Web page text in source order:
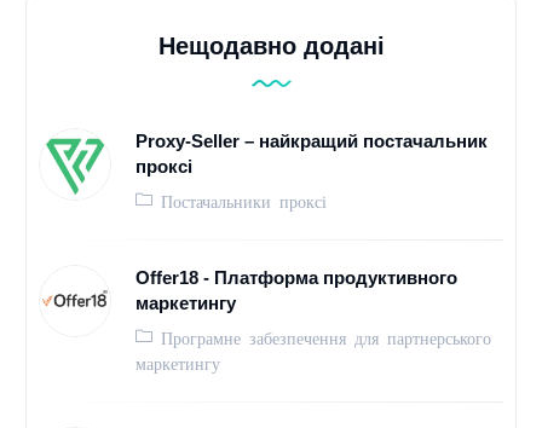
Нещодавно додані
Proxy-Seller – найкращий постачальник
проксі
Постачальники проксі
Offer18 - Платформа продуктивного
маркетингу
Програмне забезпечення для партнерського
маркетингу